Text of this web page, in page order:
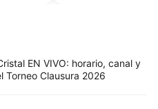
EN VIVO: horario, canal y
Clausura 2026